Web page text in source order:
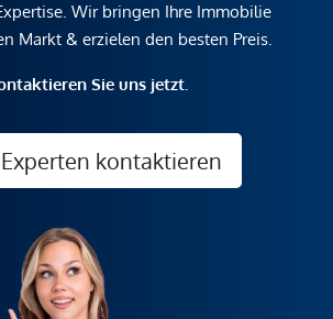
Wir bringen Ihre Immobilie
Markt & erzielen den besten Preis.
Sie uns jetzt.
Experten kontaktieren